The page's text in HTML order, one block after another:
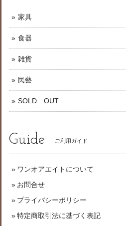
家具
食器
雑貨
民藝
SOLD OUT
Guide ご利用ガイド
ワンオアエイトについて
お問合せ
プライバシーポリシー
特定商取引法に基づく表記